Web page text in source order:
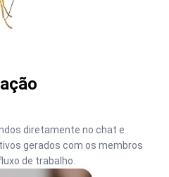
diretamente no chat e
gerados com os membros
de trabalho.